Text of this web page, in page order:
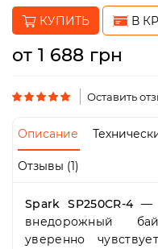
Режим
работы:
Пт
-
19:00
Сб
10:00
19:00
Вс
-
КУПИТЬ В
от 1 688 грн
Оставить
Описание
Отзывы (1)
Spark SP250CR-4—
внедорожный
уверенно